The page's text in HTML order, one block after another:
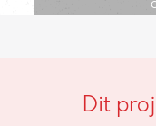
Dit